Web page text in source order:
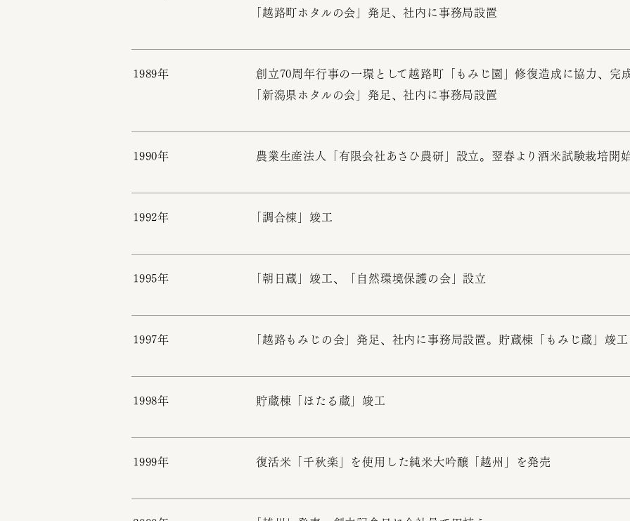
「越路町ホタルの会」発足、社内に事務局設置
1989年
創立70周年行事の一環として越路町「もみじ園」修復造成に協力、完
「新潟県ホタルの会」発足、社内に事務局設置
1990年 農業生産法人「有限会社あさひ農研」設立。翌春より酒米試験栽培開
1992年 「調合棟」竣工
1995年 「朝日蔵」竣工、「自然環境保護の会」設立
1997年 「越路もみじの会」発足、社内に事務局設置。貯蔵棟「もみじ蔵」竣工
1998年 貯蔵棟「ほたる蔵」竣工
1999年 復活米「千秋楽」を使用した純米大吟醸「越州」を発売